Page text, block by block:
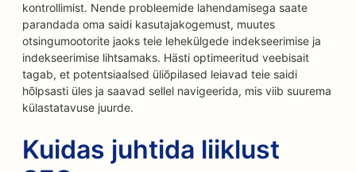
kontrollimist. Nende probleemide lahendamisega saate
parandada oma saidi kasutajakogemust, muutes
otsingumootorite jaoks teie lehekülgede indekseerimise ja
indekseerimise lihtsamaks. Hästi optimeeritud veebisait
tagab, et potentsiaalsed üliõpilased leiavad teie saidi
hõlpsasti üles ja saavad sellel navigeerida, mis viib suurema
külastatavuse juurde.
Kuidas juhtida liiklust